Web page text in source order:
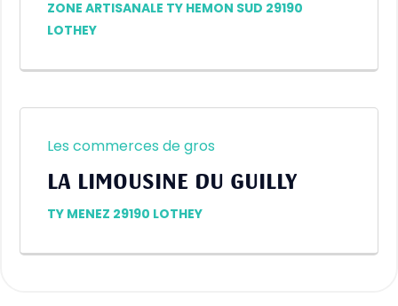
ZONE ARTISANALE TY HEMON SUD 29190
LOTHEY
Les commerces de gros
LA LIMOUSINE DU GUILLY
TY MENEZ 29190 LOTHEY